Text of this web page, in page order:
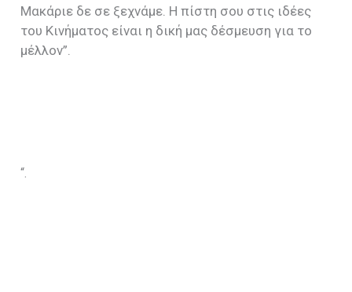
Μακάριε δε σε ξεχνάμε. Η πίστη σου στις ιδέες
του Κινήματος είναι η δική μας δέσμευση για το
μέλλον”.
“.